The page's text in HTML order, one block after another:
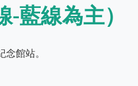
藍線為主）
館站。